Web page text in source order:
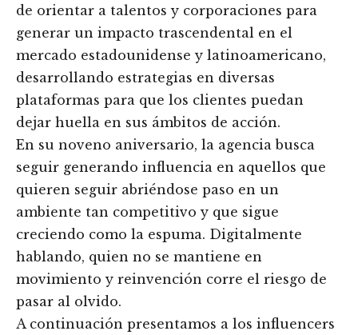
de orientar a talentos y corporaciones para
generar un impacto trascendental en el
mercado estadounidense y latinoamericano,
desarrollando estrategias en diversas
plataformas para que los clientes puedan
dejar huella en sus ámbitos de acción.
En su noveno aniversario, la agencia busca
seguir generando influencia en aquellos que
quieren seguir abriéndose paso en un
ambiente tan competitivo y que sigue
creciendo como la espuma. Digitalmente
hablando, quien no se mantiene en
movimiento y reinvención corre el riesgo de
pasar al olvido.
A continuación presentamos a los influencers